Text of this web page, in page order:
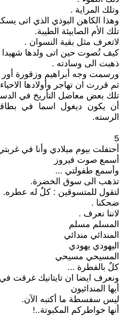
وتلك المراية .
وهذا الكاهن البوذي الذي اتى
تلك الأم الصابيئة الطيبة.
لاتعرف مثل بقية النسوان .
كيف تُصوت حين اتى ولدها
ذهبت الى وسادته .
ورسمت وجه أبراهيم وزقورة أور
ثم قررت ان تهاجر وأولادها
تلك بعض معاضل التأريخ في
أن يكون ديغول اسما في
الرسته.
5
أحتفلت بيوم ميلادي وأنا في
أسمع صوت فيروز
وأسمع طفولتي ...
تذهب الى سوق الخضرة.
لتقول للمتسوقين : كلٌ له عطره.
ضحكنا .
لاننا نعرف .
المسلم مسلم
المندائي مندائي
اليهودي يهودي
المسيحي مسيحي
كلٌ بالفطرة ...
ونعرف ايضا ان تايتانيك غرقت
أيها المندائيون
ليس سفسطة ما أكتبه الآن.
أنها خواطركم المكبوتة..!